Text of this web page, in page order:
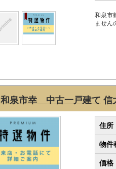
和泉市
ません
和泉市幸 中古一戸建て 信
住所
物件
価格